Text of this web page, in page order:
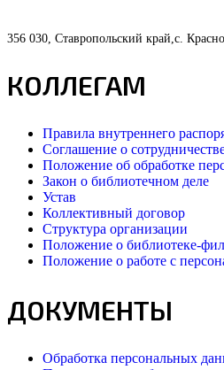
356 030, Ставропольский край,с.
КОЛЛЕГАМ
Правила внутреннего
Соглашение о
Положение об обработке
Закон о библиотечном деле
Устав
Коллективный договор
Структура организации
Положение о библиотеке-
Положение о работе с
ДОКУМЕНТЫ
Обработка персональных